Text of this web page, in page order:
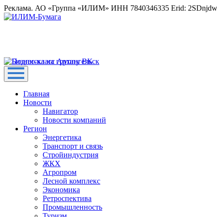
Реклама. АО «Группа «ИЛИМ» ИНН 7840346335 Erid:
Главная
Новости
Навигатор
Новости компаний
Регион
Энергетика
Транспорт и связь
Стройиндустрия
ЖКХ
Агропром
Лесной комплекс
Экономика
Ретроспектива
Промышленность